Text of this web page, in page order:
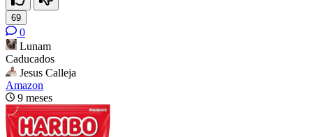
69
0
Lunam
Caducados
Jesus Calleja
Amazon
9 meses